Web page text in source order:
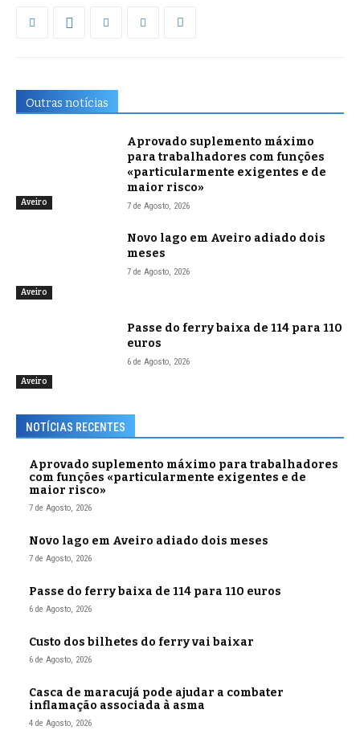
Outras notícias
Aveiro
Aprovado suplemento máximo
para trabalhadores com funções
«particularmente exigentes e de
maior risco»
7 de Agosto, 2026
Aveiro
Novo lago em Aveiro adiado dois
meses
7 de Agosto, 2026
Aveiro
Passe do ferry baixa de 114 para 110
euros
6 de Agosto, 2026
NOTÍCIAS RECENTES
Aprovado suplemento máximo para trabalhadores
com funções «particularmente exigentes e de
maior risco»
7 de Agosto, 2026
Novo lago em Aveiro adiado dois meses
7 de Agosto, 2026
Passe do ferry baixa de 114 para 110 euros
6 de Agosto, 2026
Custo dos bilhetes do ferry vai baixar
6 de Agosto, 2026
Casca de maracujá pode ajudar a combater
inflamação associada à asma
4 de Agosto, 2026